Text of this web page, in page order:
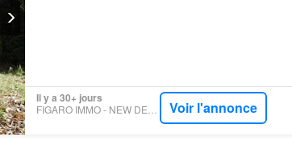
Il y a 30+ jours
Voir l'annonce